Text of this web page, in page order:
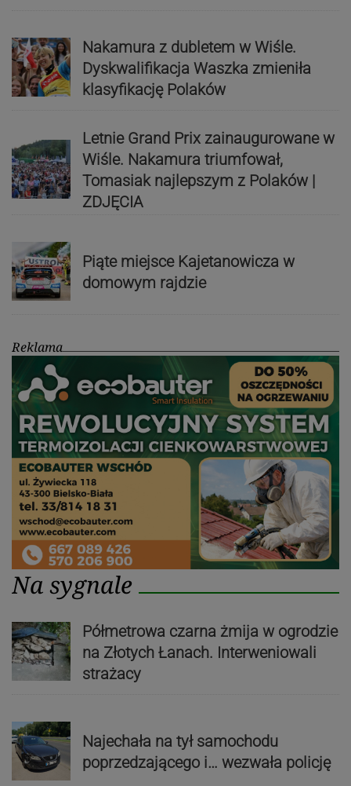
Nakamura z dubletem w Wiśle.
Dyskwalifikacja Waszka zmieniła
klasyfikację Polaków
Letnie Grand Prix zainaugurowane w
Wiśle. Nakamura triumfował,
Tomasiak najlepszym z Polaków |
ZDJĘCIA
Piąte miejsce Kajetanowicza w
domowym rajdzie
Reklama
Na sygnale
Półmetrowa czarna żmija w ogrodzie
na Złotych Łanach. Interweniowali
strażacy
Najechała na tył samochodu
poprzedzającego i… wezwała policję